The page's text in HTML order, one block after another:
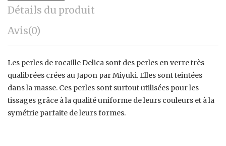
Détails du produit
Avis(0)
Les perles de rocaille Delica sont des perles en verre très
qualibrées crées au Japon par Miyuki. Elles sont teintées
dans la masse. Ces perles sont surtout utilisées pour les
tissages grâce à la qualité uniforme de leurs couleurs et à la
symétrie parfaite de leurs formes.